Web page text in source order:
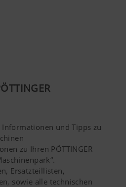
und Tipps zu
zu Ihren PÖTTINGER
Ersatzteillisten,
sowie alle technischen